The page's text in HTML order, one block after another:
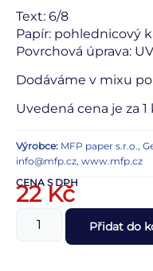
Text: 6/8
Papír: pohlednicový
Povrchová úprava:
Dodáváme v mixu
Uvedená cena je za 1
Výrobce: MFP paper s.r.o.,
info@mfp.cz, www.mfp.cz
CENA S DPH
22Kč
Přidat do